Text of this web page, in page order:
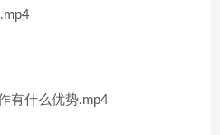
有什么优势.mp4